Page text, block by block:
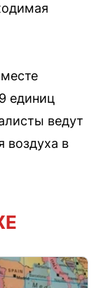
единиц
ведут
воздуха в